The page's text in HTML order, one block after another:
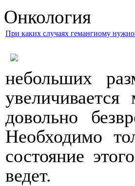
Онкология
При каких случаях гемангиому нужно
небольших
довольно
Необходимо
состояние
ведет.